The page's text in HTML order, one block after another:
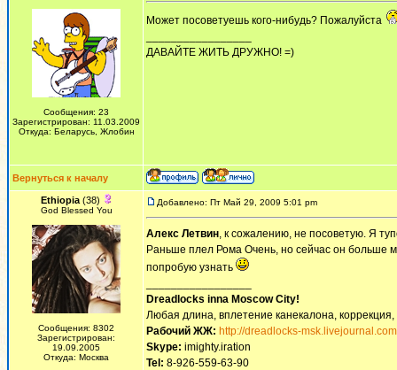
Сообщения: 23
Зарегистрирован: 11.03.2009
Откуда: Беларусь, Жлобин
Может посоветуешь кого-нибудь? Пожалуйста
ДАВАЙТЕ ЖИТЬ ДРУЖНО! =)
Вернуться к началу
Ethiopia(38)
God Blessed You
Сообщения: 8302
Зарегистрирован:
19.09.2005
Откуда: Москва
Добавлено: Пт Май 29, 2009 5:01 pm
Алекс Летвин, к сожалению, не посоветую. Я
Раньше плел Рома Очень, но сейчас он больше
попробую узнать
Dreadlocks inna Moscow Сity!
Любая длина, вплетение канекалона,
Рабочий ЖЖ: http://dreadlocks-
Skype: imighty.iration
Tel: 8-926-559-63-90